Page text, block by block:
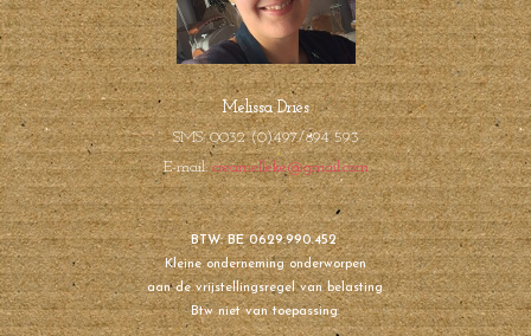
Melissa Dries
SMS: 0032 (0)497/894 593
E-mail:creamelleke@gmail.com
BTW: BE 0629.990.452
Kleine onderneming onderworpen
aan de vrijstellingsregel van belasting.
Btw niet van toepassing.